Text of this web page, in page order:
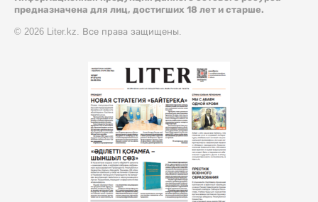
предназначена для лиц, достигших 18 лет и старше.
© 2026 Liter.kz. Все права защищены.